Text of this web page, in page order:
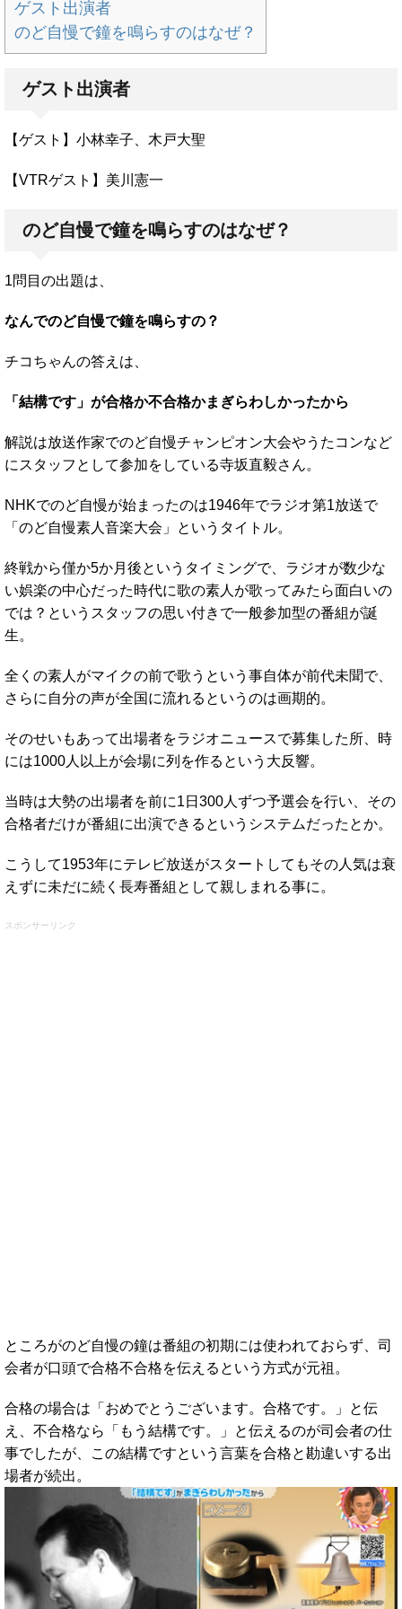
ゲスト出演者
のど自慢で鐘を鳴らすのはなぜ？
ゲスト出演者
【ゲスト】小林幸子、木戸大聖
【VTRゲスト】美川憲一
のど自慢で鐘を鳴らすのはなぜ？
1問目の出題は、
なんでのど自慢で鐘を鳴らすの？
チコちゃんの答えは、
「結構です」が合格か不合格かまぎらわしかったから
解説は放送作家でのど自慢チャンピオン大会やうたコンなど
にスタッフとして参加をしている寺坂直毅さん。
NHKでのど自慢が始まったのは1946年でラジオ第1放送で
「のど自慢素人音楽大会」というタイトル。
終戦から僅か5か月後というタイミングで、ラジオが数少な
い娯楽の中心だった時代に歌の素人が歌ってみたら面白いの
では？というスタッフの思い付きで一般参加型の番組が誕
生。
全くの素人がマイクの前で歌うという事自体が前代未聞で、
さらに自分の声が全国に流れるというのは画期的。
そのせいもあって出場者をラジオニュースで募集した所、時
には1000人以上が会場に列を作るという大反響。
当時は大勢の出場者を前に1日300人ずつ予選会を行い、その
合格者だけが番組に出演できるというシステムだったとか。
こうして1953年にテレビ放送がスタートしてもその人気は衰
えずに未だに続く長寿番組として親しまれる事に。
スポンサーリンク
ところがのど自慢の鐘は番組の初期には使われておらず、司
会者が口頭で合格不合格を伝えるという方式が元祖。
合格の場合は「おめでとうございます。合格です。」と伝
え、不合格なら「もう結構です。」と伝えるのが司会者の仕
事でしたが、この結構ですという言葉を合格と勘違いする出
場者が続出。